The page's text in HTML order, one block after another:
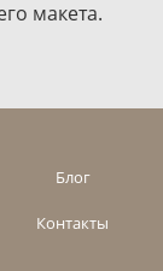
макета.
Блог
Контакты